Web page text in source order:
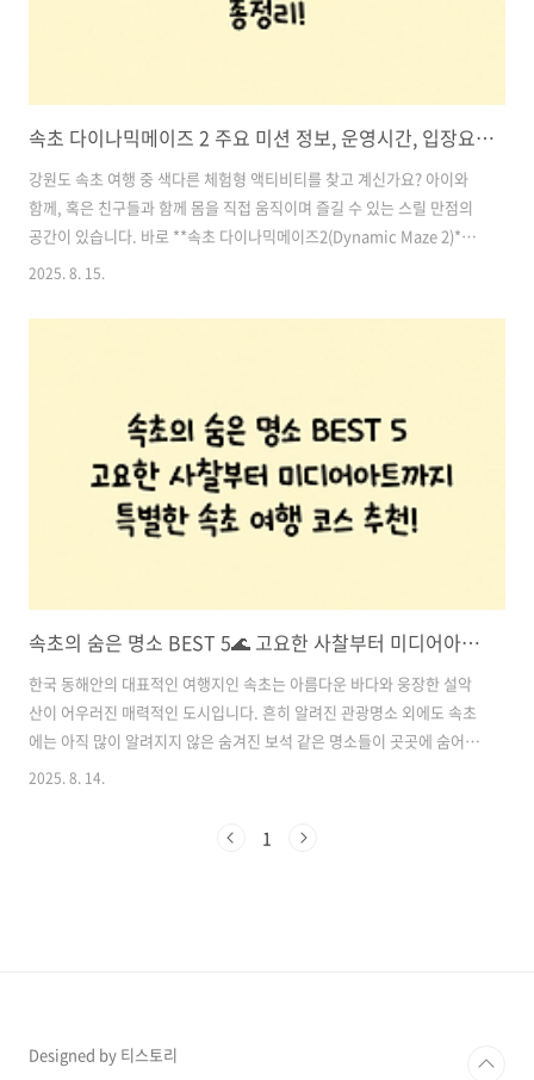
속초 다이나믹메이즈 2 주요 미션 정보, 운영시간, 입장요금 총정리!│어른이도 빠지는 해저 미로 방탈출 체험!
강원도 속초 여행 중 색다른 체험형 액티비티를 찾고 계신가요? 아이와
함께, 혹은 친구들과 함께 몸을 직접 움직이며 즐길 수 있는 스릴 만점의
공간이 있습니다. 바로 **속초 다이나믹메이즈2(Dynamic Maze 2)**
입니다.이곳은 단순한 방탈출 게임장이 아닌, 몸으로 직접 부딪히며 문제
도 몰입하게 되는 속초 여행 필수 코스로 떠오르고 있습니다.그럼 지금부
께 도움이 될만한 내용을 담았습니다. 목차1. 스릴과 체력을 동시에! 다
이나믹메이즈 속초의 구성은? 2. 아이부터 어른이까지, 누구나 즐기는..
2025. 8. 15.
속초의 숨은 명소 BEST 5🌊 고요한 사찰부터 미디어아트까지 특별한 속초 여행 코스 추천!
한국 동해안의 대표적인 여행지인 속초는 아름다운 바다와 웅장한 설악
산이 어우러진 매력적인 도시입니다. 흔히 알려진 관광명소 외에도 속초
에는 아직 많이 알려지지 않은 숨겨진 보석 같은 명소들이 곳곳에 숨어
있습니다.이번 글에서는 현지인만 아는 듯한 속초의 숨은 명소 5곳을 소
장, 미식가들을 위한 로컬 맛집, 그리고 밤을 수놓는 미디어아트까지! 이
2025. 8. 14.
1
Designed by 티스토리